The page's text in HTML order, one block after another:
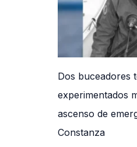
Dos buceadores
experimentados
ascenso de
Constanza